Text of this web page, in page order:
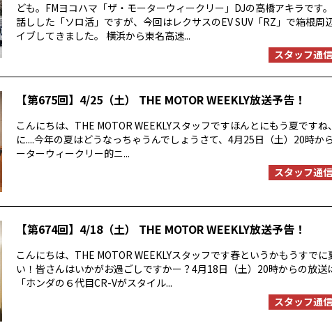
ども。FMヨコハマ「ザ・モーターウィークリー」DJの高橋アキラです
話しした「ソロ活」ですが、今回はレクサスのEV SUV「RZ」で箱根周
イブしてきました。 横浜から東名高速...
スタッフ通信
【第675回】4/25（土） THE MOTOR WEEKLY放送予告！
こんにちは、THE MOTOR WEEKLYスタッフですほんとにもう夏です
に....今年の夏はどうなっちゃうんでしょうさて、4月25日（土）20時か
ーターウィークリー的ニ...
スタッフ通信
【第674回】4/18（土） THE MOTOR WEEKLY放送予告！
こんにちは、THE MOTOR WEEKLYスタッフです春というかもうすでに
い！皆さんはいかがお過ごしですかー？4月18日（土）20時からの放送
「ホンダの６代目CR-Vがスタイル...
スタッフ通信